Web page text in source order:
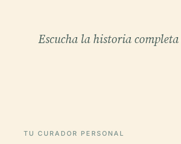
Escucha la historia
TU CURADOR PERSONAL